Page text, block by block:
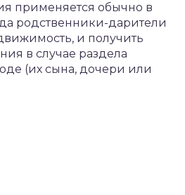
применяется обычно в
родственники-дарители
и получить
в случае раздела
(их сына, дочери или